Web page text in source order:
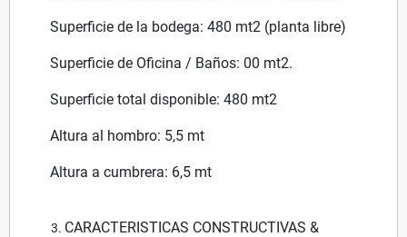
Superficie de la bodega: 480 mt2 (planta libre)
Superficie de Oficina / Baños: 00 mt2.
Superficie total disponible: 480 mt2
Altura al hombro: 5,5 mt
Altura a cumbrera: 6,5 mt
CARACTERISTICAS CONSTRUCTIVAS &